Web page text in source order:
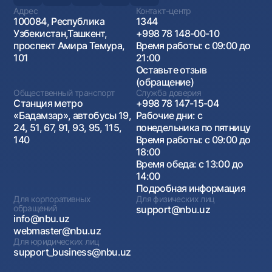
Адрес
100084, Республика
Узбекистан,Ташкент,
проспект Амира Темура,
101
Контакт-центр
1344
+998 78 148-00-10
Время работы: с 09:00 до
21:00
Оставьте отзыв
(обращение)
Общественный транспорт
Станция метро
«Бадамзар», автобусы 19,
24, 51, 67, 91, 93, 95, 115,
140
Служба доверия
+998 78 147-15-04
Рабочие дни: с
понедельника по пятницу
Время работы: с 09:00 до
18:00
Время обеда: с 13:00 до
14:00
Подробная информация
Для корпоративных
обращений
info@nbu.uz
webmaster@nbu.uz
Для физических лиц
support@nbu.uz
Для юридических лиц
support_business@nbu.uz